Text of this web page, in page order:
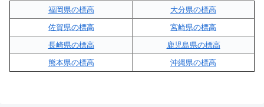
福岡県の標高
大分県の標高
佐賀県の標高
宮崎県の標高
長崎県の標高
鹿児島県の標高
熊本県の標高
沖縄県の標高